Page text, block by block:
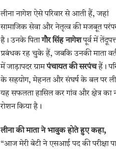
लीना नागेश ऐसे परिवार से आती हैं, जहां
सामाजिक सेवा और नेतृत्व की मजबूत
है। उनके पितागौर सिंह नागेशपूर्व में
प्रबंधक रह चुके हैं, जबकि उनकी माता
में जाड़ापदर ग्रामपंचायत की सरपंचहैं।
के सहयोग, मेहनत और संघर्ष के बल पर
यह सफलता हासिल कर गांव और क्षेत्र का
रोशन किया है।
लीना की माता ने भावुक होते हुए कहा,
“आज मेरी बेटी ने एसआई पद की परीक्षा